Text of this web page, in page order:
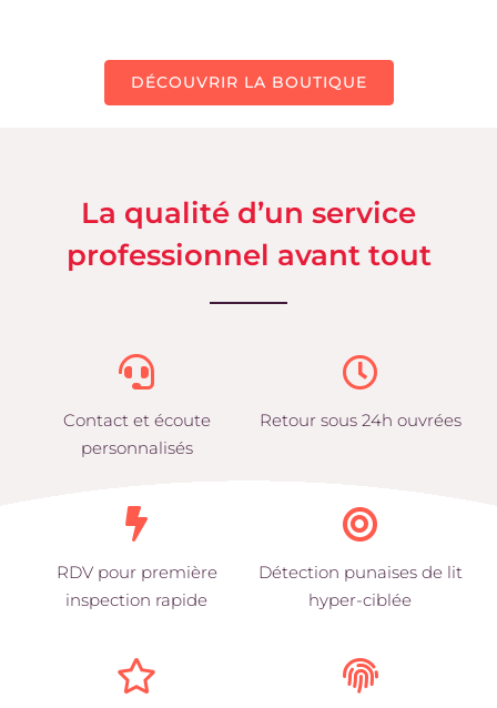
DÉCOUVRIR LA BOUTIQUE
La qualité d’un service
professionnel avant tout
Contact et écoute
personnalisés
Retour sous 24h ouvrées
RDV pour première
inspection rapide
Détection punaises de lit
hyper-ciblée